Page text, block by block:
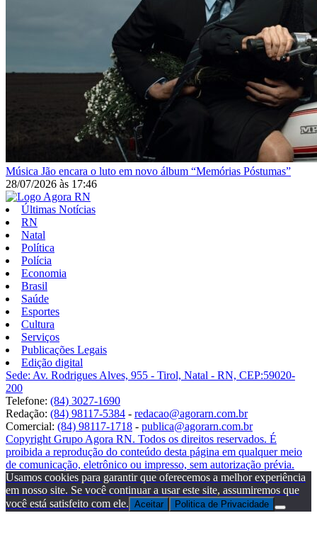
Música Jão encara o luto em novo álbum “Memórias Póstumas”
28/07/2026 às 17:46
Últimas Notícias
RN
Natal
Política
Polícia
Economia
Brasil
Saúde
Esportes
Cultura
Serviços
Publicações Legais
Edição digital
Sede: Av. Rodrigues Alves, 955 - Tirol, Natal - RN, CEP:59020-
200
Telefone: (84) 3027-1690
Redação: (84) 98117-5384 - redacao@agorarn.com.br
Comercial: (84) 98117-1718 - publica@agorarn.com.br
Copyright Grupo Agora RN. Todos os direitos reservados. É
proibida a reprodução do conteúdo desta página em qualquer meio
de comunicação, eletrônico ou impresso, sem autorização prévia.
Usamos cookies para garantir que oferecemos a melhor experiência
em nosso site. Se você continuar a usar este site, assumiremos que
você está satisfeito com ele. Aceitar Politica de Privacidade